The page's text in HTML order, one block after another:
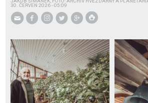
30. ČERVEN 2026 - 05:09